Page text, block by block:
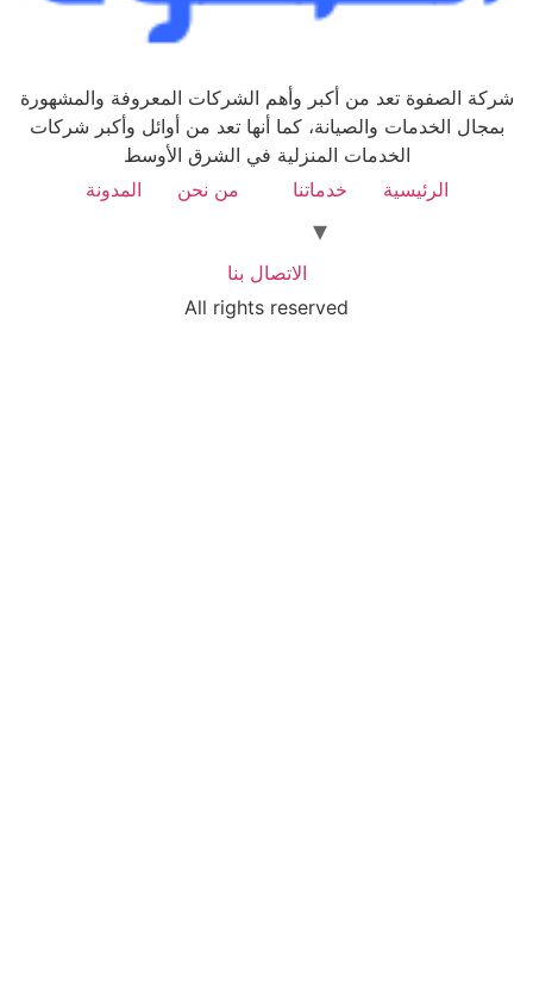
الصفوة تعد من أكبر وأهم الشركات المعروفة والمشهورة
الخدمات والصيانة، كما أنها تعد من أوائل وأكبر شركات
الخدمات المنزلية في الشرق الأوسط
الرئيسية
خدماتنا من نحن المدونة
الاتصال بنا
All rights reserved